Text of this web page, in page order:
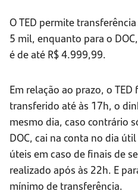
O TED permite
5 mil, enquanto para o
é de até R$ 4.999,99.
Em relação ao prazo, o
transferido até às 17h, o
mesmo dia, caso contrário
DOC, cai na conta no dia
úteis em caso de finais de
realizado após às 22h. E
mínimo de transferência.